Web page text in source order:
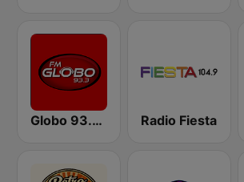
Globo 93.3 FM Radio Fiesta